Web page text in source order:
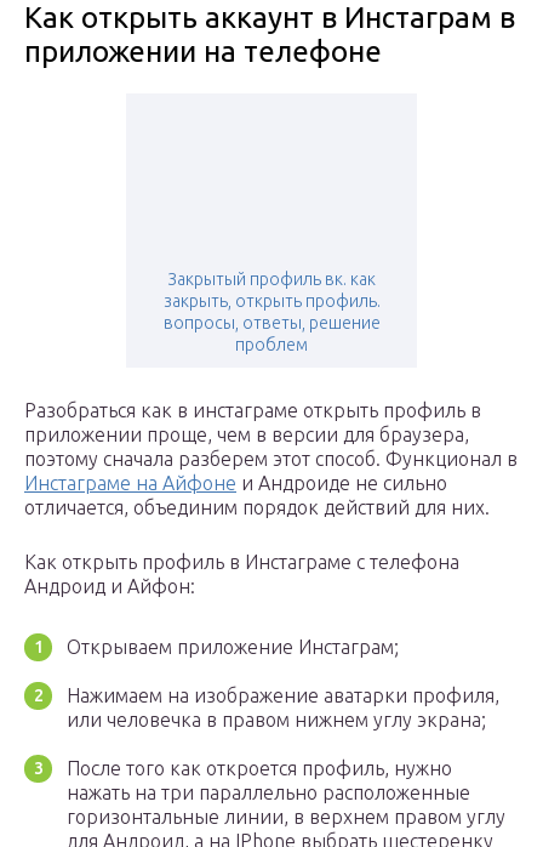
Как открыть аккаунт в Инстаграм в
приложении на телефоне
Закрытый профиль вк. как
закрыть, открыть профиль.
вопросы, ответы, решение
проблем
Разобраться как в инстаграме открыть профиль в
приложении проще, чем в версии для браузера,
поэтому сначала разберем этот способ. Функционал в
Инстаграме на Айфоне и Андроиде не сильно
отличается, объединим порядок действий для них.
Как открыть профиль в Инстаграме с телефона
Андроид и Айфон:
Открываем приложение Инстаграм;
Нажимаем на изображение аватарки профиля,
или человечка в правом нижнем углу экрана;
После того как откроется профиль, нужно
нажать на три параллельно расположенные
горизонтальные линии, в верхнем правом углу
для Андроид, а на IPhone выбрать шестеренку